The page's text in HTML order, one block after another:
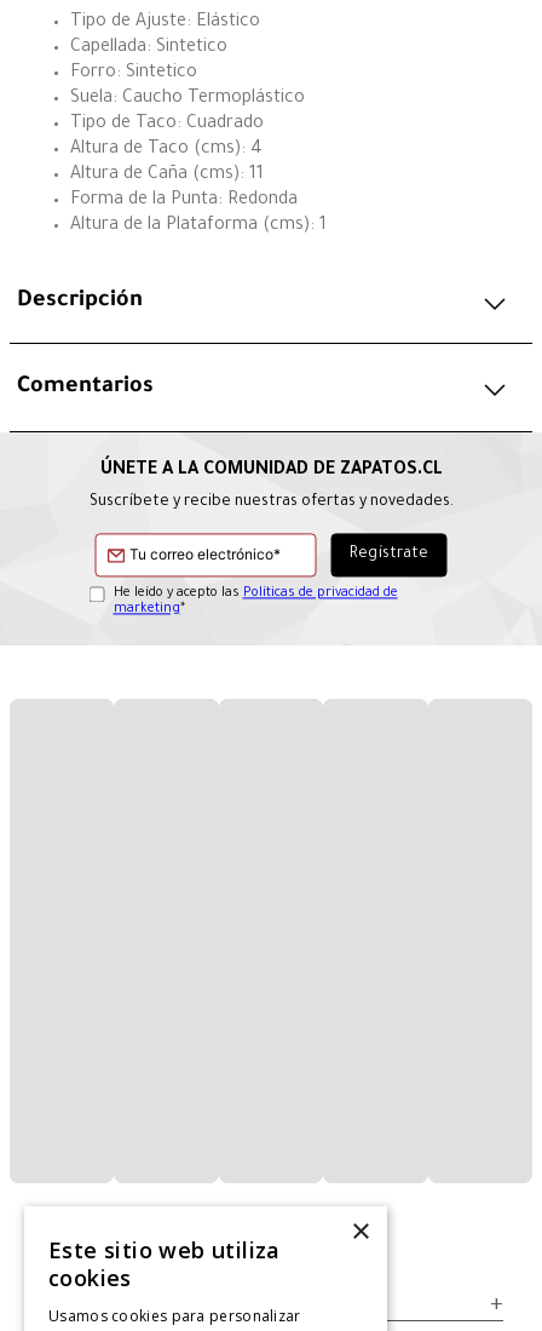
Tipo de Ajuste: Elástico
Capellada: Sintetico
Forro: Sintetico
Suela: Caucho Termoplástico
Tipo de Taco: Cuadrado
Altura de Taco (cms): 4
Altura de Caña (cms): 11
Forma de la Punta: Redonda
Altura de la Plataforma (cms): 1
Descripción
Comentarios
Suscríbete y recibe nuestras ofertas y novedades.
He leído y acepto las Políticas de privacidad de
marketing*
+
×
Este sitio web utiliza
cookies
Usamos cookies para personalizar